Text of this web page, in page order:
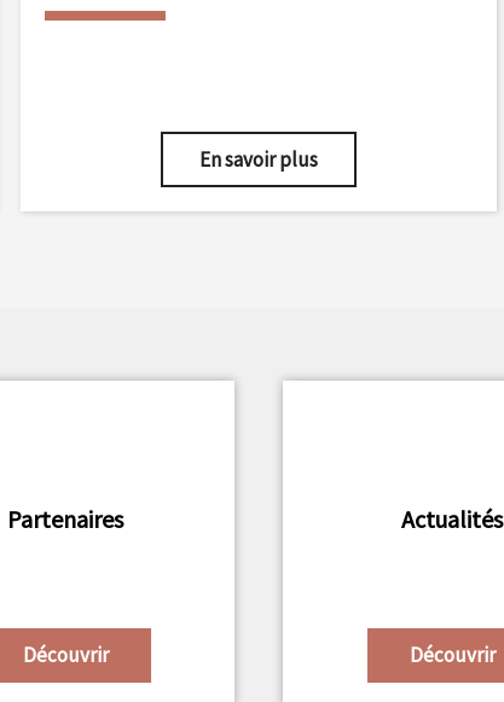
En savoir plus
Partenaires
Découvrir
Actualités
Découvrir